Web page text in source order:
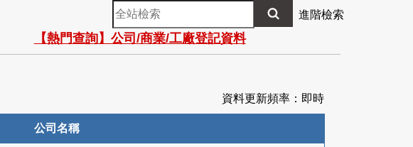
全
站
檢
索
進階檢索
【熱門查詢】公司/商業/工廠登記資料
資料更新頻率：即時
公司名稱